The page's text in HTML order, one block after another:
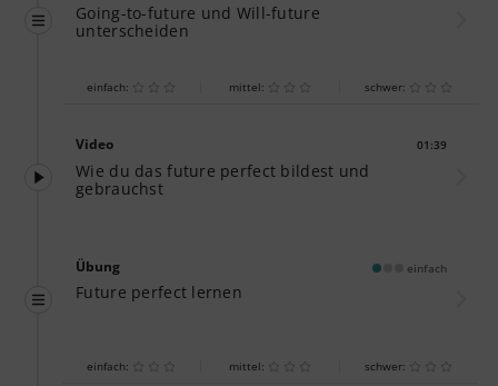
Going-to-future und Will-future
unterscheiden
einfach: mittel: schwer:
Video 01:39
Wie du das future perfect bildest und
gebrauchst
Übung einfach
Future perfect lernen
einfach: mittel: schwer: